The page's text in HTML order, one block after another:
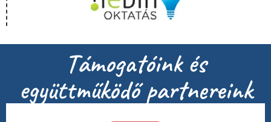
Támogatóink és
együttműködő partnereink